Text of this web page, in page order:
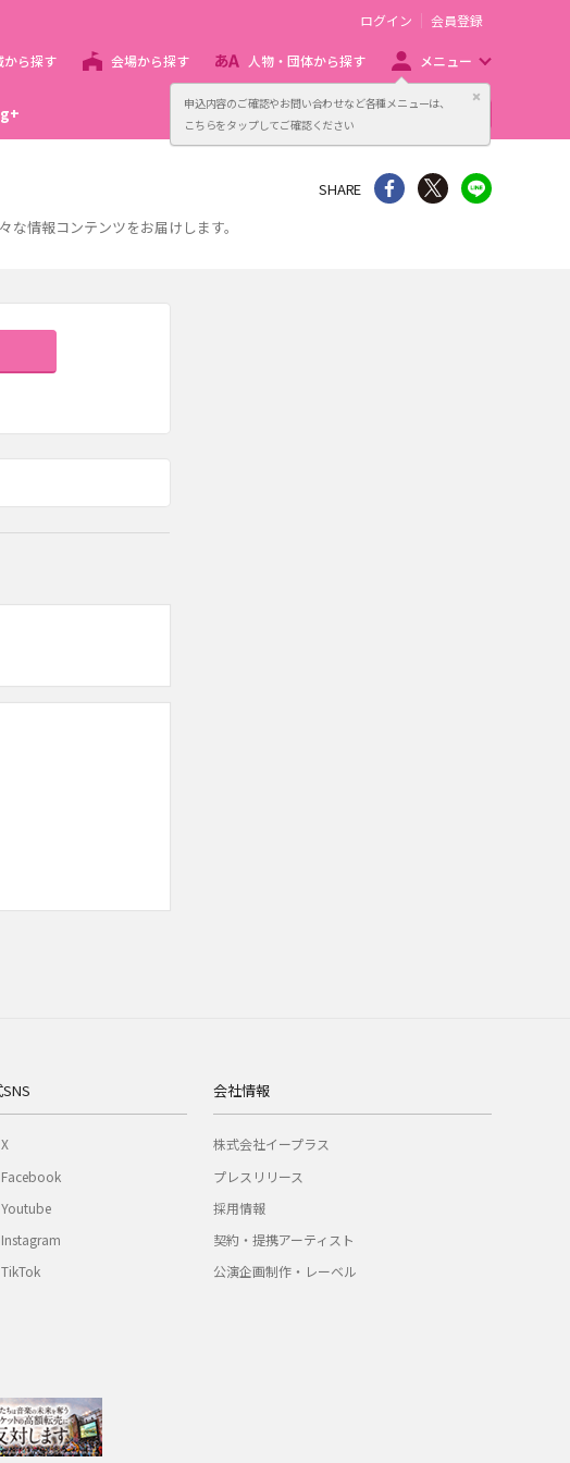
申込内容のご確認やお問い合わせなど各種メニューは、
こちらをタップしてご確認ください
閉じる
ログイン 会員登録
から探す 会場から探す 人物・団体から探す メニュー
主催者向け販売サービス
情報コンテンツをお届けします。
SHARE シェア Twitter
X
Facebook
Youtube
Instagram
TikTok
会社情報
株式会社イープラス
プレスリリース
採用情報
契約・提携アーティスト
公演企画制作・レーベル